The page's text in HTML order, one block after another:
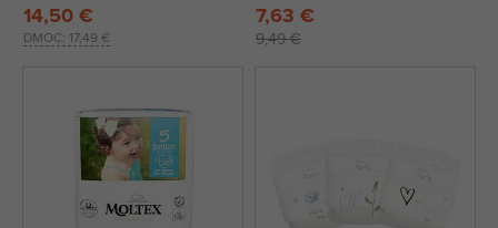
DMOC: 17,49 €
14,50 €
9,49 €
7,63 €